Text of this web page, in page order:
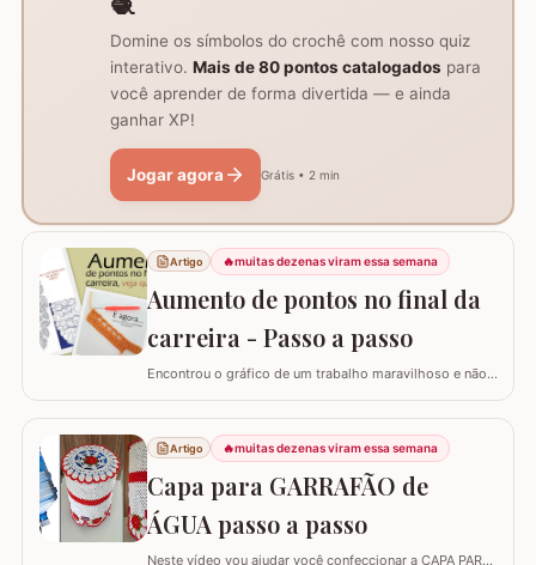
Domine os símbolos do crochê com nosso quiz
interativo. Mais de 80 pontos catalogados para
você aprender de forma divertida — e ainda
ganhar XP!
Jogar agora Grátis • 2 min
Artigo 🔥muitas dezenas viram essa semana
Aumento de pontos no final da
carreira - Passo a passo
Encontrou o gráfico de um trabalho maravilhoso e não
explicar de forma simples como interpretar o gráfico,
calcular a quantidade de correntes para iniciar um
trabalho e aumentar a quantidade de pontos no início ou
no final da carreira. (Link para…
Artigo 🔥muitas dezenas viram essa semana
Capa para GARRAFÃO de
ÁGUA passo a passo
Neste vídeo vou ajudar você confeccionar a CAPA PARA